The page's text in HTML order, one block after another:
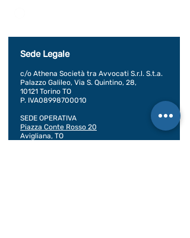
Sede Legale
c/o Athena Società tra Avvocati S.r.l. S.t.a.
Palazzo Galileo, Via S. Quintino, 28,
10121 Torino TO
P. IVA08998700010
SEDE OPERATIVA
Piazza Conte Rosso 20
Avigliana, TO